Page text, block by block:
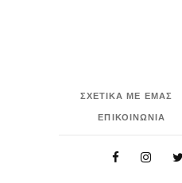
ΣΧΕΤΙΚΑ ΜΕ ΕΜΑΣ
ΕΠΙΚΟΙΝΩΝΙΑ